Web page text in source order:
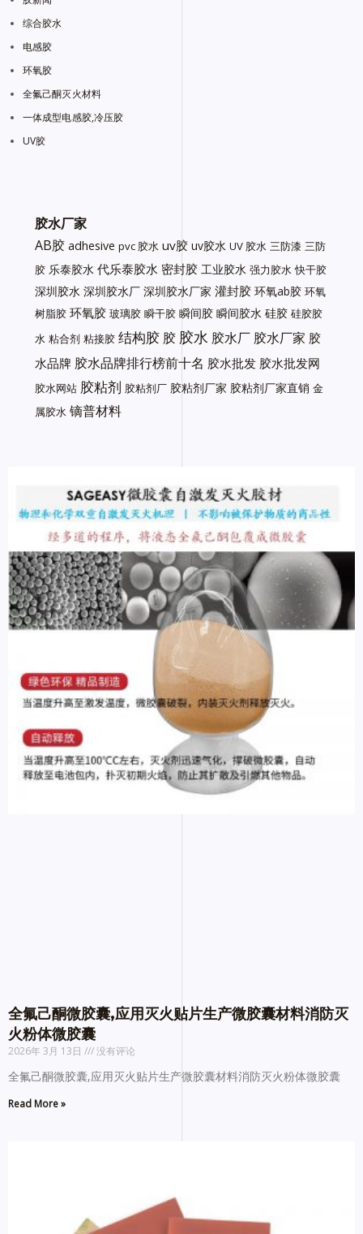
综合胶水
电感胶
环氧胶
全氟己酮灭火材料
一体成型电感胶,冷压胶
UV胶
胶水厂家
AB胶 adhesive pvc 胶水 uv胶 uv胶水 UV 胶水 三防漆 三防
胶 乐泰胶水 代乐泰胶水 密封胶 工业胶水 强力胶水 快干胶
深圳胶水 深圳胶水厂 深圳胶水厂家 灌封胶 环氧ab胶 环氧
树脂胶 环氧胶 玻璃胶 瞬干胶 瞬间胶 瞬间胶水 硅胶 硅胶胶
水 粘合剂 粘接胶 结构胶 胶 胶水 胶水厂 胶水厂家 胶
水品牌 胶水品牌排行榜前十名 胶水批发 胶水批发网
胶水网站 胶粘剂 胶粘剂厂 胶粘剂厂家 胶粘剂厂家直销 金
属胶水 镝普材料
全氟己酮微胶囊,应用灭火贴片生产微胶囊材料消防灭
火粉体微胶囊
2026年 3月 13日 没有评论
全氟己酮微胶囊,应用灭火贴片生产微胶囊材料消防灭火粉体微胶囊
Read More »